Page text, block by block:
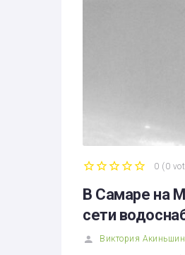
0 ( 0
В Самаре на
сети
Виктория